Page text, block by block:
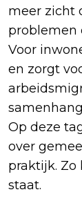
meer zicht
problemen
Voor
en zorgt
Op deze
over
praktijk. Zo
staat.